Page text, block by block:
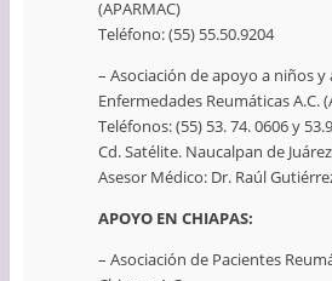
(APARMAC)
Teléfono: (55) 55.50.9204
– Asociación de apoyo a niños y
Enfermedades Reumáticas A.C.
Teléfonos: (55) 53. 74. 0606 y
Cd. Satélite. Naucalpan de
Asesor Médico: Dr. Raúl
APOYO EN CHIAPAS:
– Asociación de Pacientes